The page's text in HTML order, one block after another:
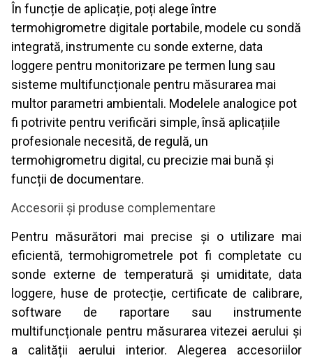
În funcție de aplicație, poți alege între
termohigrometre digitale portabile, modele cu sondă
integrată, instrumente cu sonde externe, data
loggere pentru monitorizare pe termen lung sau
sisteme multifuncționale pentru măsurarea mai
multor parametri ambientali. Modelele analogice pot
fi potrivite pentru verificări simple, însă aplicațiile
profesionale necesită, de regulă, un
termohigrometru digital, cu precizie mai bună și
funcții de documentare.
Accesorii și produse complementare
Pentru măsurători mai precise și o utilizare mai
eficientă, termohigrometrele pot fi completate cu
sonde externe de temperatură și umiditate, data
loggere, huse de protecție, certificate de calibrare,
software de raportare sau instrumente
multifuncționale pentru măsurarea vitezei aerului și
a calității aerului interior. Alegerea accesoriilor